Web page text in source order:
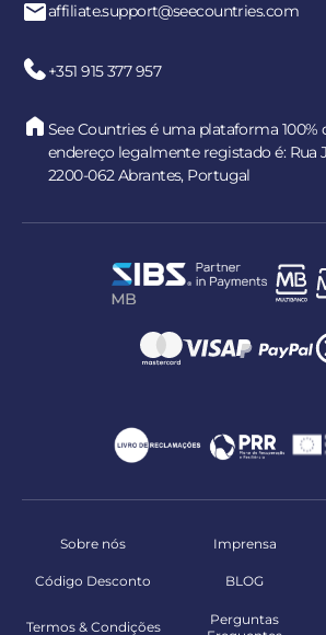
affiliate.support@seecountries.com
+351 915 377 957
See Countries é uma plataforma 100%
endereço legalmente registado é: Rua
2200-062 Abrantes, Portugal
Sobre nós Imprensa
Código Desconto BLOG
Termos & Condições
Perguntas